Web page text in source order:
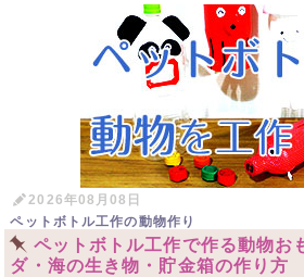
2026年08月08日
ペットボトル工作の動物作り
ペットボトル工作で作る動物お
ダ・海の生き物・貯金箱の作り方